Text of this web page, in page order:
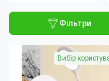
Фільтри
Вибір